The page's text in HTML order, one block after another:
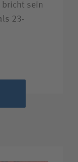
bricht sein
23-